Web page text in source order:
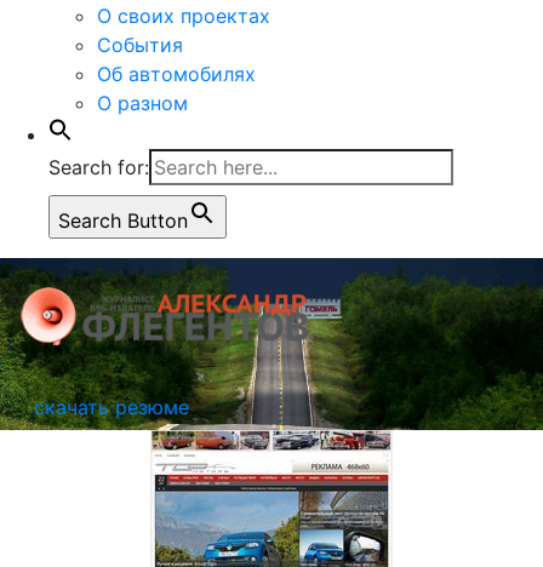
О своих проектах
События
Об автомобилях
О разном
Search for:
Search Button
скачать резюме